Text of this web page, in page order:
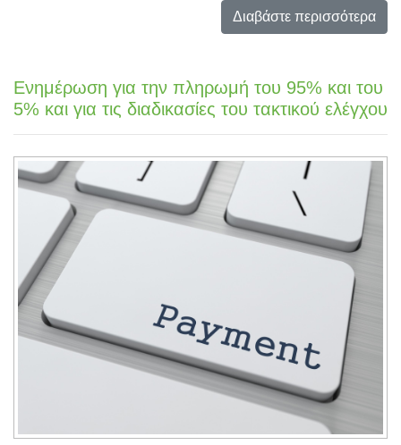
Διαβάστε περισσότερα
Ενημέρωση για την πληρωμή του 95% και του
5% και για τις διαδικασίες του τακτικού ελέγχου